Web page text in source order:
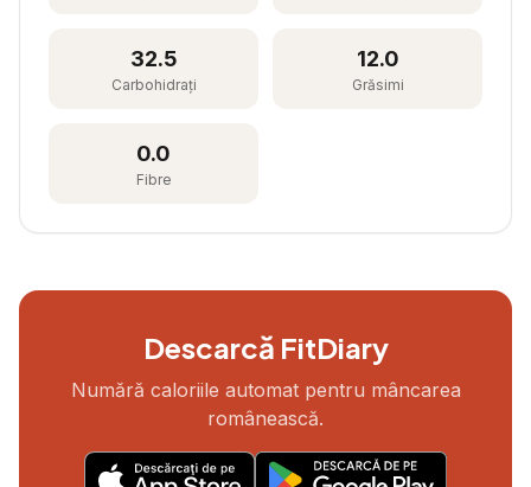
32.5
Carbohidrați
12.0
Grăsimi
0.0
Fibre
Descarcă FitDiary
Numără caloriile automat pentru mâncarea
românească.